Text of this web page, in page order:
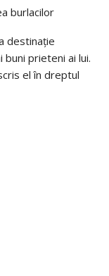
burlacilor
destinație
buni prieteni ai lui.
el în dreptul